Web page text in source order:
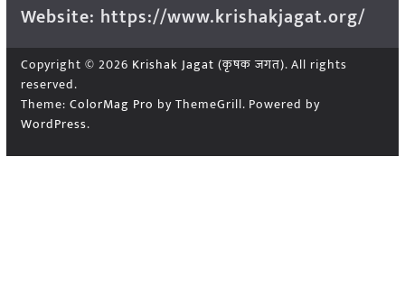
Website: https://www.krishakjagat.org/
Copyright © 2026 Krishak Jagat (कृषक जगत). All rights
reserved.
Theme: ColorMag Pro by ThemeGrill. Powered by
WordPress.